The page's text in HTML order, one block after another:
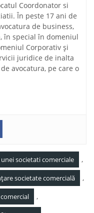
Coordonator si
În peste 17 ani de
de business,
în special în domeniul
Corporativ și
juridice de inalta
avocatura, pe care o
societati comerciale ,
societate comercială ,
,